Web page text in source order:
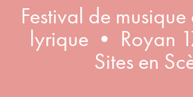
Festival de
lyrique • Royan
Sites en